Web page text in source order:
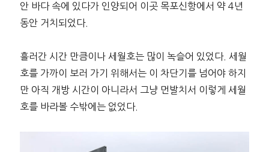
안 바다 속에 있다가 인양되어 이곳 목포신항에서 약 4년
동안 거치되었다.
흘러간 시간 만큼이나 세월호는 많이 녹슬어 있었다. 세월
호를 가까이 보러 가기 위해서는 이 차단기를 넘어야 하지
만 아직 개방 시간이 아니라서 그냥 먼발치서 이렇게 세월
호를 바라볼 수밖에는 없었다.